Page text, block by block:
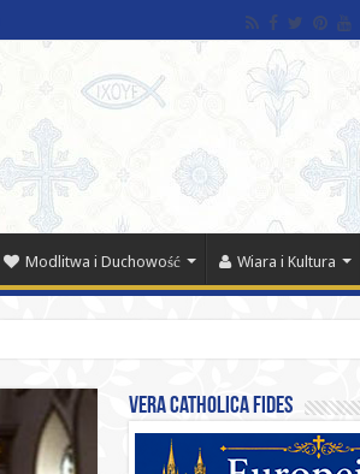
Modlitwa i Duchowość Wiara i Kultura
Vera catholica fides